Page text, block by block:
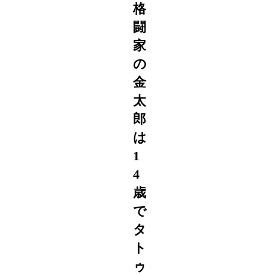
格
闘
家
の
金
太
郎
は
1
4
歳
で
タ
ト
ゥ